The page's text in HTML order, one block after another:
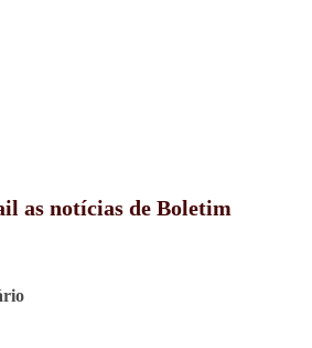
as notícias de Boletim